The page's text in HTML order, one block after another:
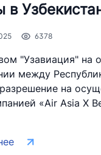
в
6378
"Узавиация" на
между
на
«Air Asia X